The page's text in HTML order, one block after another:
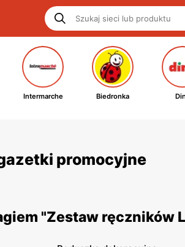
Intermarche Biedronka
promocyjne
"Zestaw ręczników